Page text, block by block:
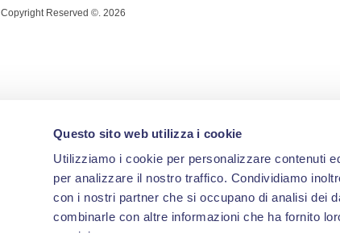
Questo sito web utilizza i cookie
Utilizziamo i cookie per personalizzare contenuti
per analizzare il nostro traffico. Condividiamo
con i nostri partner che si occupano di analisi dei
combinarle con altre informazioni che ha fornito
Copyright Reserved ©. 2026